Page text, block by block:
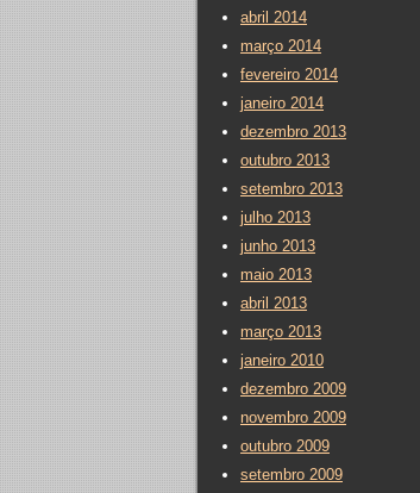
abril 2014
março 2014
fevereiro 2014
janeiro 2014
dezembro 2013
outubro 2013
setembro 2013
julho 2013
junho 2013
maio 2013
abril 2013
março 2013
janeiro 2010
dezembro 2009
novembro 2009
outubro 2009
setembro 2009